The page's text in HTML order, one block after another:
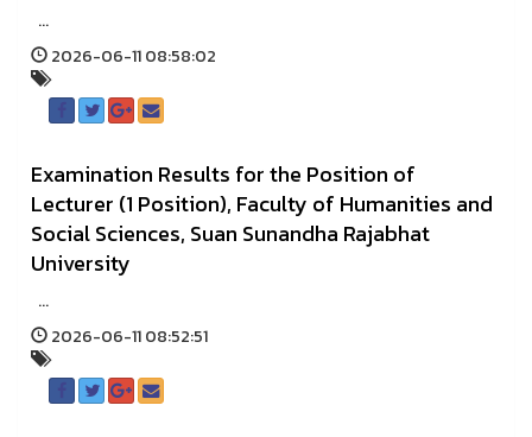
...
2026-06-11 08:58:02
Examination Results for the Position of
Lecturer (1 Position), Faculty of Humanities and
Social Sciences, Suan Sunandha Rajabhat
University
...
2026-06-11 08:52:51